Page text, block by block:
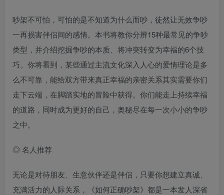
吵架不可怕，可怕的是不知道为什么而吵，徒然让无效争吵
一再损害伴侣间的感情。本书将教你分辨15种最常见的争吵
类型，并介绍挖掘争吵的本质、将冲突转变为幸福的6个技
巧。你将看到，某些通过主流文化深入人心的爱情理论是多
么不可靠，能给双方带来真正幸福的亲密关系其实需要你们
走下云端，在脚踏实地的冒险中获得。你们能走上持续幸福
的道路，同时成为更好的自己，奥秘尽在每一次小小的争吵
之中。
◎ 名人推荐
无论是对待朋友、生意伙伴还是伴侣，只要你想建立真诚、
充满活力的人际关系，《如何正确吵架》都是一本发人深省